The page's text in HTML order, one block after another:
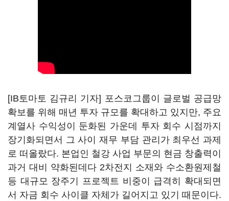
[IB토마토 김규리 기자] 포스코그룹이 글로벌 공급망
확보를 위해 매년 투자 규모를 확대하고 있지만, 주요
계열사 수익성이 둔화된 가운데 투자 회수 시점까지
장기화되면서 그 사이 재무 부담 관리가 최우선 과제
로 떠올랐다. 본업인 철강 사업 부문의 현금 창출력이
과거 대비 약화된데다 2차전지 소재와 수소환원제철
등 대규모 장주기 프로젝트 비중이 급격히 확대되면
서 자금 회수 사이클 자체가 길어지고 있기 때문이다.